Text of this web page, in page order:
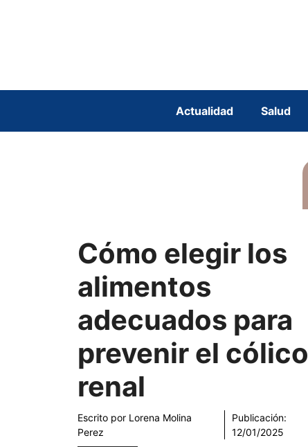
Actualidad Salud
Cómo elegir los
alimentos
adecuados para
prevenir el cólico
renal
Escrito por Lorena Molina
Perez
Publicación:
12/01/2025